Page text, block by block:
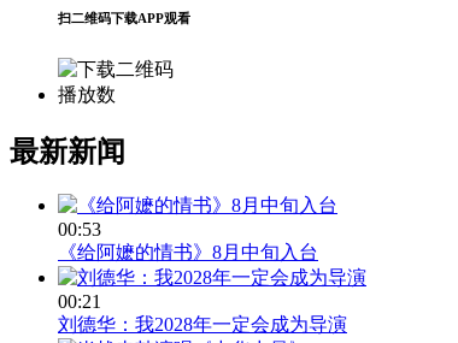
扫二维码下载APP观看
播放数
最新新闻
00:53
《给阿嬷的情书》8月中旬入台
00:21
刘德华：我2028年一定会成为导演